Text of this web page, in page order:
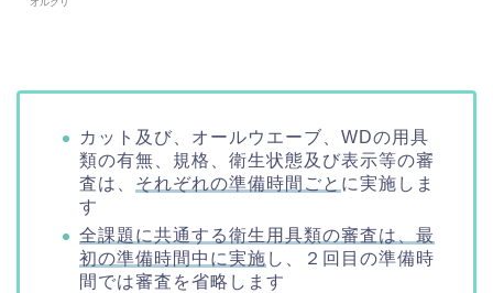
カット及び、オールウエーブ、WDの用具
類の有無、規格、衛生状態及び表示等の審
査は、 それぞれの準備時間ごと に実施しま
す
全課題に共通する衛生用具類の審査は、最
初の準備時間中に実施 し、２回目の準備時
間では審査を省略します